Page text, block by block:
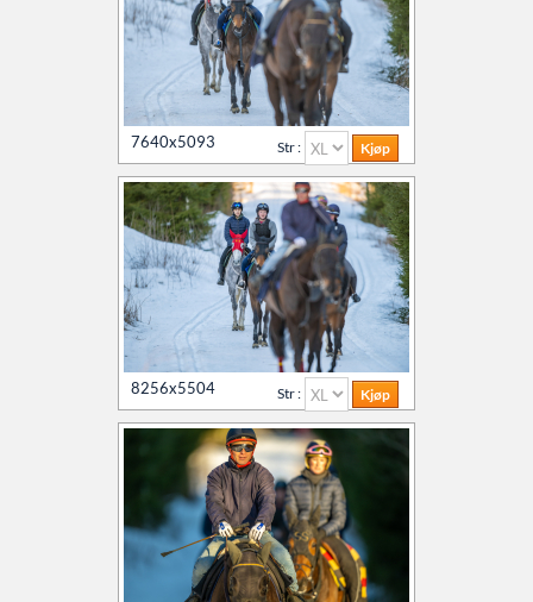
7640x5093 Str :
8256x5504 Str :